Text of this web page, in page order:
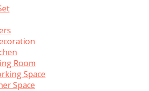
Room
Space
Space